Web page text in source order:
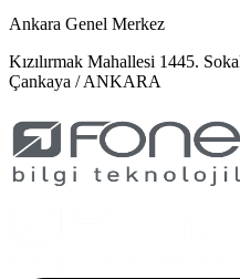
Ankara Genel Merkez
Kızılırmak Mahallesi 1445.
Çankaya / ANKARA